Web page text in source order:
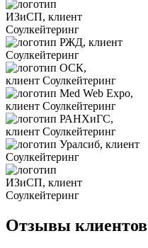
Отзывы клиентов